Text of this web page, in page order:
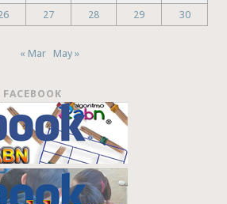
27 28 29 30
« Mar May »